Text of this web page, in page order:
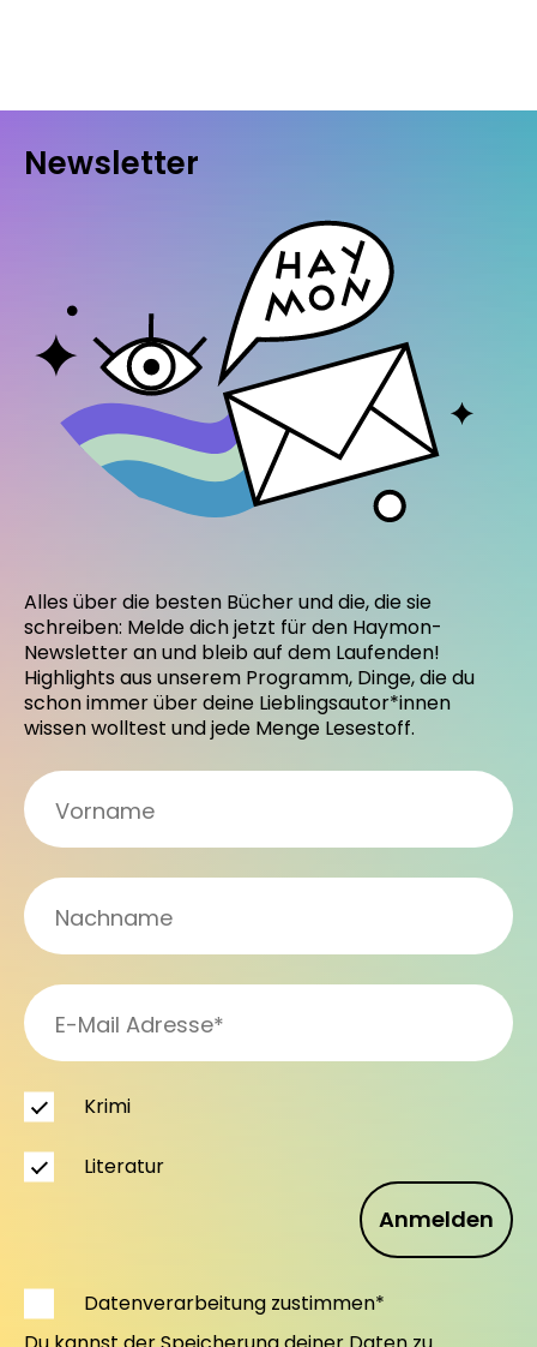
Newsletter
Alles über die besten Bücher und die, die sie
schreiben: Melde dich jetzt für den Haymon-
Newsletter an und bleib auf dem Laufenden!
Highlights aus unserem Programm, Dinge, die du
schon immer über deine Lieblingsautor*innen
wissen wolltest und jede Menge Lesestoff.
Anmelden
Krimi
Literatur
Datenverarbeitung zustimmen*